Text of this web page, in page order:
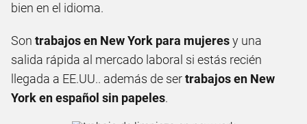
bien en el idioma.
Son trabajos en New York para mujeresy una
salida rápida al mercado laboral si estás recién
llegada a EE.UU.. además de sertrabajos en New
York en español sin papeles.